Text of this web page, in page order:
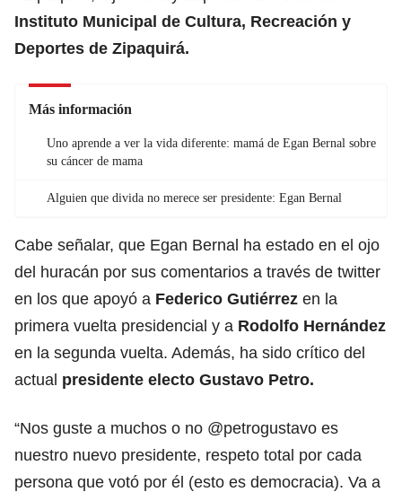
Instituto Municipal de Cultura, Recreación y
Deportes de Zipaquirá.
Más información
Uno aprende a ver la vida diferente: mamá de Egan Bernal sobre
su cáncer de mama
Alguien que divida no merece ser presidente: Egan Bernal
Cabe señalar, que Egan Bernal ha estado en el ojo
del huracán por sus comentarios a través de twitter
en los que apoyó a Federico Gutiérrez en la
primera vuelta presidencial y a Rodolfo Hernández
en la segunda vuelta. Además, ha sido crítico del
actual presidente electo Gustavo Petro.
“Nos guste a muchos o no @petrogustavo es
nuestro nuevo presidente, respeto total por cada
persona que votó por él (esto es democracia). Va a